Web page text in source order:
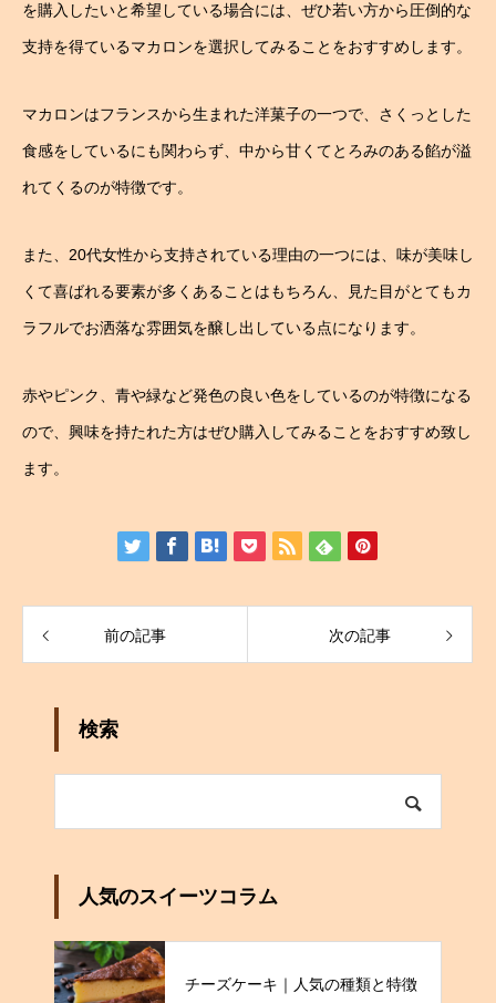
を購入したいと希望している場合には、ぜひ若い方から圧倒的な
支持を得ているマカロンを選択してみることをおすすめします。
マカロンはフランスから生まれた洋菓子の一つで、さくっとした
食感をしているにも関わらず、中から甘くてとろみのある餡が溢
れてくるのが特徴です。
また、20代女性から支持されている理由の一つには、味が美味し
くて喜ばれる要素が多くあることはもちろん、見た目がとてもカ
ラフルでお洒落な雰囲気を醸し出している点になります。
赤やピンク、青や緑など発色の良い色をしているのが特徴になる
ので、興味を持たれた方はぜひ購入してみることをおすすめ致し
ます。
前の記事 次の記事
検索
人気のスイーツコラム
チーズケーキ｜人気の種類と特徴